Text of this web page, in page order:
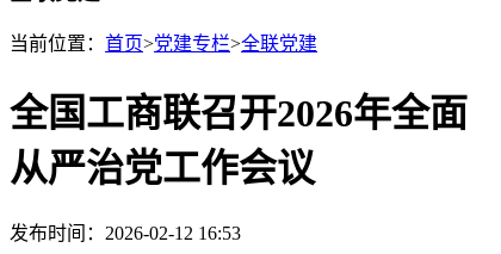
当前位置： 首页>党建专栏>全联党建
全国工商联召开2026年全面
从严治党工作会议
发布时间：2026-02-12 16:53